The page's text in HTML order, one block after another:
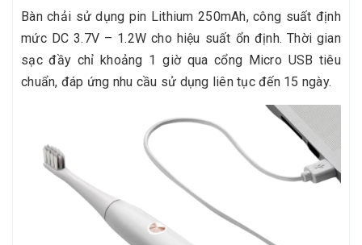
Bàn chải sử dụng pin Lithium 250mAh, công suất định
mức DC 3.7V – 1.2W cho hiệu suất ổn định. Thời gian
sạc đầy chỉ khoảng 1 giờ qua cổng Micro USB tiêu
chuẩn, đáp ứng nhu cầu sử dụng liên tục đến 15 ngày.